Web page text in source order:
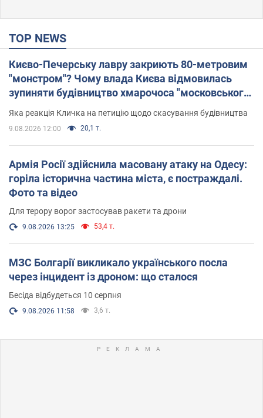
TOP NEWS
Києво-Печерську лавру закриють 80-метровим
"монстром"? Чому влада Києва відмовилась
зупиняти будівництво хмарочоса "московського
вірянина"
Яка реакція Кличка на петицію щодо скасування будівництва
9.08.2026 12:00 20,1 т.
Армія Росії здійснила масовану атаку на Одесу:
горіла історична частина міста, є постраждалі.
Фото та відео
Для терору ворог застосував ракети та дрони
9.08.2026 13:25 53,4 т.
МЗС Болгарії викликало українського посла
через інцидент із дроном: що сталося
Бесіда відбудеться 10 серпня
9.08.2026 11:58 3,6 т.